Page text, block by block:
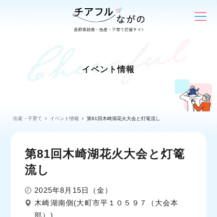
イベント情報
出産・子育て イベント情報 第81回木崎湖花火大会と灯篭流し
第81回木崎湖花火大会と灯篭
流し
2025年8月15日（金）
木崎湖南側(大町市平１０５９７（大会本
部）)